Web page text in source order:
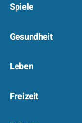
Spiele
Gesundheit
Leben
Freizeit